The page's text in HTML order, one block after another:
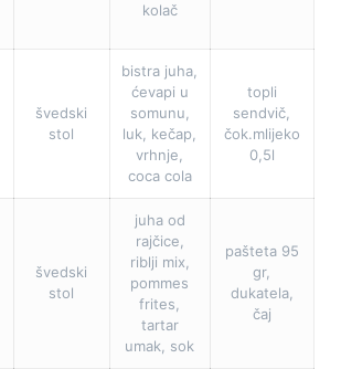
kolač
švedski
stol
bistra juha,
ćevapi u
somunu,
luk, kečap,
vrhnje,
coca cola
topli
sendvič,
čok.mlijeko
0,5l
švedski
stol
juha od
rajčice,
riblji mix,
pommes
frites,
tartar
umak, sok
pašteta 95
gr,
dukatela,
čaj